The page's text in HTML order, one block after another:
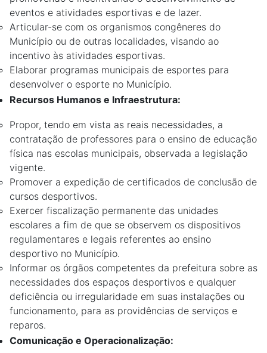
eventos e atividades esportivas e de lazer.
Articular-se com os organismos congêneres do
Município ou de outras localidades, visando ao
incentivo às atividades esportivas.
Elaborar programas municipais de esportes para
desenvolver o esporte no Município.
Recursos Humanos e Infraestrutura:
Propor, tendo em vista as reais necessidades, a
contratação de professores para o ensino de educação
física nas escolas municipais, observada a legislação
vigente.
Promover a expedição de certificados de conclusão de
cursos desportivos.
Exercer fiscalização permanente das unidades
escolares a fim de que se observem os dispositivos
regulamentares e legais referentes ao ensino
desportivo no Município.
Informar os órgãos competentes da prefeitura sobre as
necessidades dos espaços desportivos e qualquer
deficiência ou irregularidade em suas instalações ou
funcionamento, para as providências de serviços e
reparos.
Comunicação e Operacionalização: